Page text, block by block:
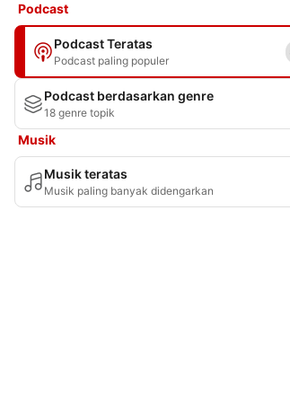
Podcast
Podcast Teratas
Podcast paling populer
Podcast berdasarkan genre
18 genre topik
Musik
Musik teratas
Musik paling banyak didengarkan